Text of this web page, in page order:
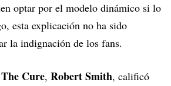
optar por el modelo dinámico si lo
esta explicación no ha sido
la indignación de los fans.
The Cure, Robert Smith, calificó